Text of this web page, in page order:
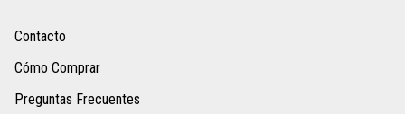
Contacto
Cómo Comprar
Preguntas Frecuentes